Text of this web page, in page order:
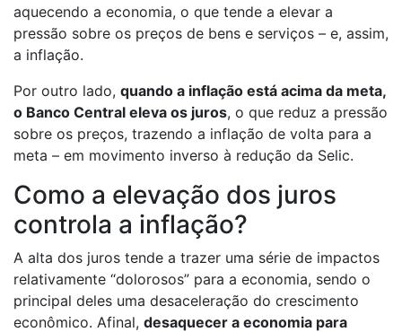
aquecendo a economia, o que tende a elevar a
pressão sobre os preços de bens e serviços – e, assim,
a inflação.
Por outro lado, quando a inflação está acima da meta,
o Banco Central eleva os juros, o que reduz a pressão
sobre os preços, trazendo a inflação de volta para a
meta – em movimento inverso à redução da Selic.
Como a elevação dos juros
controla a inflação?
A alta dos juros tende a trazer uma série de impactos
relativamente “dolorosos” para a economia, sendo o
principal deles uma desaceleração do crescimento
econômico. Afinal, desaquecer a economia para